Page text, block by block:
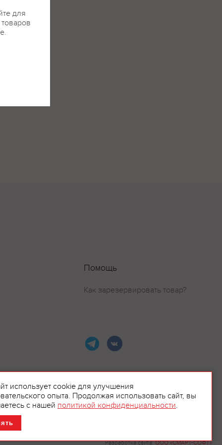
Разработка сайта:ООО «СМАРТ-СОФТ»
Помощь
Как зарезервировать товар?
использует cookie для улучшения
опыта. Продолжая использовать сайт, вы
с нашей политикой конфиденциальности.
для